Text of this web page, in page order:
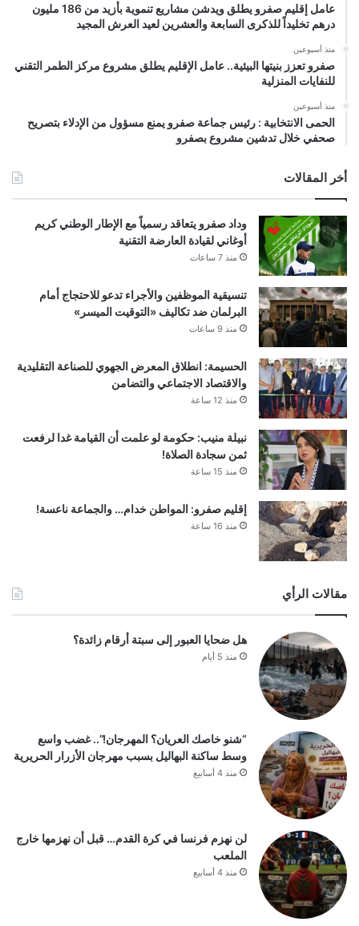
عامل إقليم صفرو يطلق ويدشن مشاريع تنموية بأزيد من 186 مليون
درهم تخليداً للذكرى السابعة والعشرين لعيد العرش المجيد
منذ أسبوعين
صفرو تعزز بنيتها البيئية.. عامل الإقليم يطلق مشروع مركز الطمر التقني
للنفايات المنزلية
منذ أسبوعين
الحمى الانتخابية : رئيس جماعة صفرو يمنع مسؤول من الإدلاء بتصريح
صحفي خلال تدشين مشروع بصفرو
أخر المقالات
وداد صفرو يتعاقد رسمياً مع الإطار الوطني كريم
أوغاني لقيادة العارضة التقنية
منذ 7 ساعات
تنسيقية الموظفين والأجراء تدعو للاحتجاج أمام
البرلمان ضد تكاليف «التوقيت الميسر»
منذ 9 ساعات
الحسيمة: انطلاق المعرض الجهوي للصناعة التقليدية
والاقتصاد الاجتماعي والتضامن
منذ 12 ساعة
نبيلة منيب: حكومة لو علمت أن القيامة غدا لرفعت
ثمن سجادة الصلاة!
منذ 15 ساعة
إقليم صفرو: المواطن خدام… والجماعة ناعسة!
منذ 16 ساعة
مقالات الرأي
هل ضحايا العبور إلى سبتة أرقام زائدة؟
منذ 5 أيام
“شنو خاصك العريان؟ المهرجان!”.. غضب واسع
وسط ساكنة البهاليل بسبب مهرجان الأزرار الحريرية
منذ 4 أسابيع
لن نهزم فرنسا في كرة القدم… قبل أن نهزمها خارج
الملعب
منذ 4 أسابيع